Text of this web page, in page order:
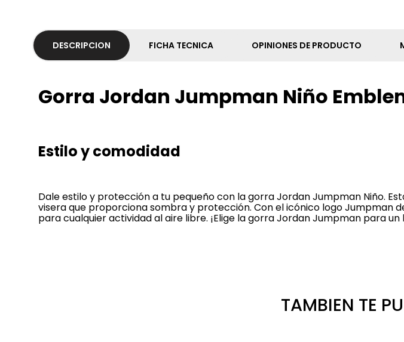
DESCRIPCION FICHA TECNICA OPINIONES DE PRODUCTO
Gorra Jordan Jumpman Niño
Estilo y comodidad
Dale estilo y protección a tu pequeño con la gorra Jordan Jumpman Niño.
visera que proporciona sombra y protección. Con el icónico logo Jumpman
para cualquier actividad al aire libre. ¡Elige la gorra Jordan Jumpman para
TAMBIEN TE